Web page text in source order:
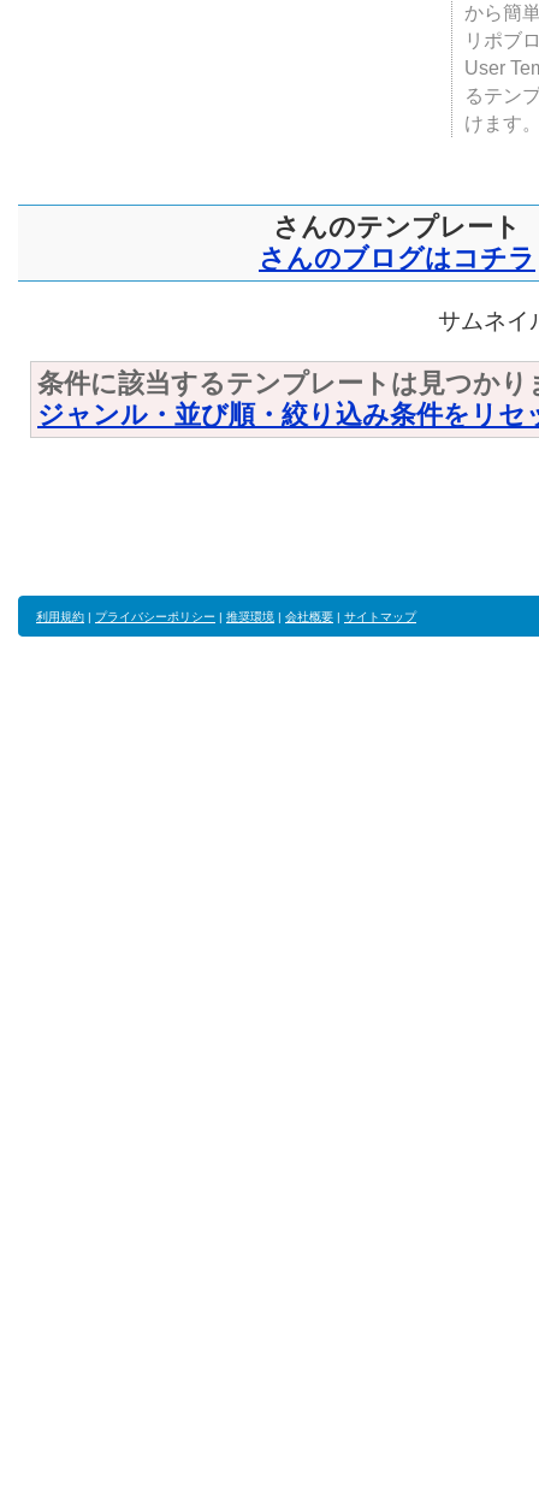
から簡
リポブ
User
るテン
けます
さんのテンプレート
さんのブログはコチラ
サムネイ
条件に該当するテンプレートは見つかり
ジャンル・並び順・絞り込み条件をリセ
利用規約 | プライバシーポリシー | 推奨環境 | 会社概要 | サイトマップ